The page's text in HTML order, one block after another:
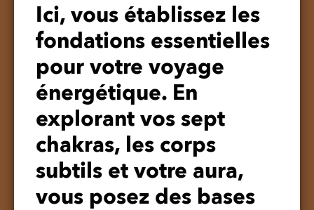
Ici, vous établissez les
fondations essentielles
pour votre voyage
énergétique. En
explorant vos sept
chakras, les corps
subtils et votre aura,
vous posez des bases